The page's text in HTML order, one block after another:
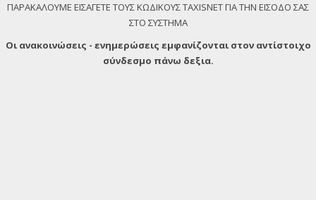
ΠΑΡΑΚΑΛΟΥΜΕ ΕΙΣΑΓΕΤΕ ΤΟΥΣ ΚΩΔΙΚΟΥΣ TAXISNET ΓΙΑ ΤΗΝ ΕΙΣΟΔΟ ΣΑΣ
ΣΤΟ ΣΥΣΤΗΜΑ
Οι ανακοινώσεις - ενημερώσεις εμφανίζονται στον αντίστοιχο
σύνδεσμο πάνω δεξια.